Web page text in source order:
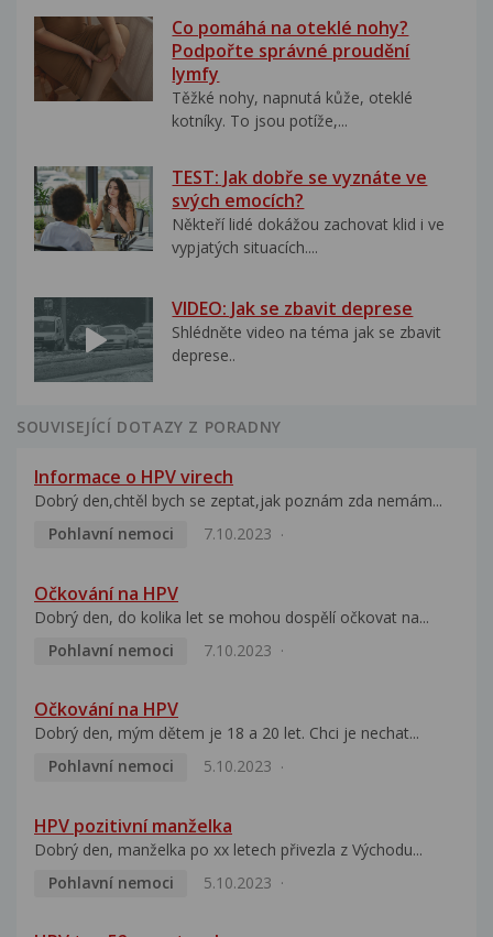
Co pomáhá na oteklé nohy?
Podpořte správné proudění
lymfy
Těžké nohy, napnutá kůže, oteklé
kotníky. To jsou potíže,...
TEST: Jak dobře se vyznáte ve
svých emocích?
Někteří lidé dokážou zachovat klid i ve
vypjatých situacích....
VIDEO: Jak se zbavit deprese
Shlédněte video na téma jak se zbavit
deprese..
SOUVISEJÍCÍ DOTAZY Z PORADNY
Informace o HPV virech
Dobrý den,chtěl bych se zeptat,jak poznám zda nemám...
Pohlavní nemoci
7.10.2023
Očkování na HPV
Dobrý den, do kolika let se mohou dospělí očkovat na...
Pohlavní nemoci
7.10.2023
Očkování na HPV
Dobrý den, mým dětem je 18 a 20 let. Chci je nechat...
Pohlavní nemoci
5.10.2023
HPV pozitivní manželka
Dobrý den, manželka po xx letech přivezla z Východu...
Pohlavní nemoci
5.10.2023